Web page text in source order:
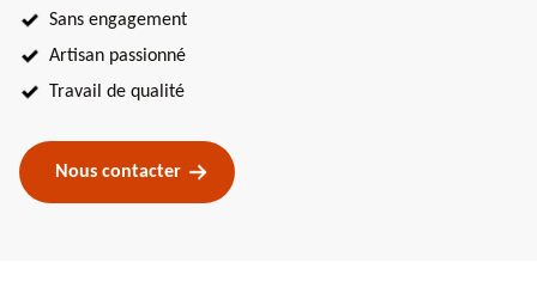
Sans engagement
Artisan passionné
Travail de qualité
Nous contacter